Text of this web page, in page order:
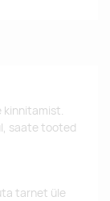
kinnitamist.
saate tooted
tarnet üle